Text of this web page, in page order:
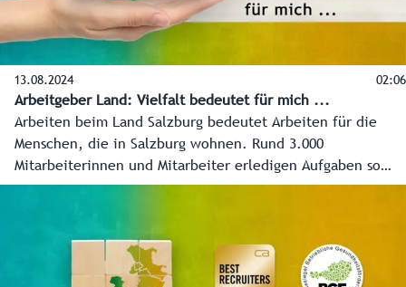
13.08.2024 02:06
Arbeitgeber Land: Vielfalt bedeutet für mich ...
Arbeiten beim Land Salzburg bedeutet Arbeiten für die
Menschen, die in Salzburg wohnen. Rund 3.000
Mitarbeiterinnen und Mitarbeiter erledigen Aufgaben so
vielseitig wie das Lebens selber.